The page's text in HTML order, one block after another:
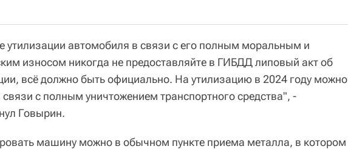
утилизации автомобиля в связи с его полным моральным и
износом никогда не предоставляйте в ГИБДД липовый акт об
всё должно быть официально. На утилизацию в 2024 году можно
связи с полным уничтожением транспортного средства", -
Говырин.
машину можно в обычном пункте приема металла, в котором